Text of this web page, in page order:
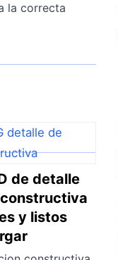
la correcta
de detalle
y listos